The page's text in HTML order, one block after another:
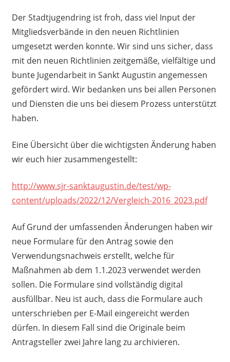
Der Stadtjugendring ist froh, dass viel Input der
Mitgliedsverbände in den neuen Richtlinien
umgesetzt werden konnte. Wir sind uns sicher, dass
mit den neuen Richtlinien zeitgemäße, vielfältige und
bunte Jugendarbeit in Sankt Augustin angemessen
gefördert wird. Wir bedanken uns bei allen Personen
und Diensten die uns bei diesem Prozess unterstützt
haben.
Eine Übersicht über die wichtigsten Änderung haben
wir euch hier zusammengestellt:
http://www.sjr-sanktaugustin.de/test/wp-
content/uploads/2022/12/Vergleich-2016_2023.pdf
Auf Grund der umfassenden Änderungen haben wir
neue Formulare für den Antrag sowie den
Verwendungsnachweis erstellt, welche für
Maßnahmen ab dem 1.1.2023 verwendet werden
sollen. Die Formulare sind vollständig digital
ausfüllbar. Neu ist auch, dass die Formulare auch
unterschrieben per E-Mail eingereicht werden
dürfen. In diesem Fall sind die Originale beim
Antragsteller zwei Jahre lang zu archivieren.